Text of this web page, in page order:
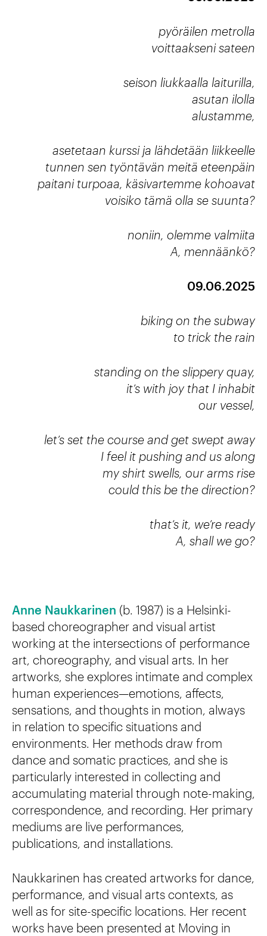
pyöräilen metrolla
voittaakseni sateen
seison liukkaalla laiturilla,
asutan ilolla
alustamme,
asetetaan kurssi ja lähdetään liikkeelle
tunnen sen työntävän meitä eteenpäin
paitani turpoaa, käsivartemme kohoavat
voisiko tämä olla se suunta?
noniin, olemme valmiita
A, mennäänkö?
09.06.2025
biking on the subway
to trick the rain
standing on the slippery quay,
it’s with joy that I inhabit
our vessel,
let’s set the course and get swept away
I feel it pushing and us along
my shirt swells, our arms rise
could this be the direction?
that’s it, we’re ready
A, shall we go?
Anne Naukkarinen (b. 1987) is a Helsinki-
based choreographer and visual artist
working at the intersections of performance
art, choreography, and visual arts. In her
artworks, she explores intimate and complex
human experiences—emotions, affects,
sensations, and thoughts in motion, always
in relation to specific situations and
environments. Her methods draw from
dance and somatic practices, and she is
particularly interested in collecting and
accumulating material through note-making,
correspondence, and recording. Her primary
mediums are live performances,
publications, and installations.
Naukkarinen has created artworks for dance,
performance, and visual arts contexts, as
well as for site-specific locations. Her recent
works have been presented at Moving in